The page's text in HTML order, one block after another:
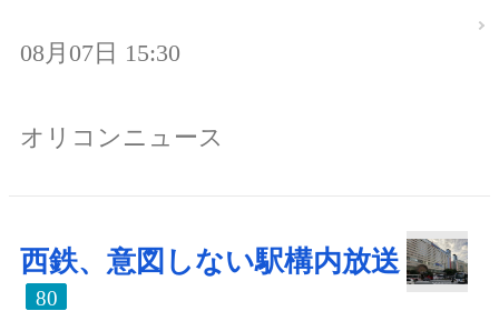
08月07日 15:30
オリコンニュース
西鉄、意図しない駅構内放送
80